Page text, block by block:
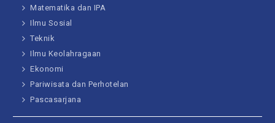
Matematika dan IPA
Ilmu Sosial
Teknik
Ilmu Keolahragaan
Ekonomi
Pariwisata dan Perhotelan
Pascasarjana